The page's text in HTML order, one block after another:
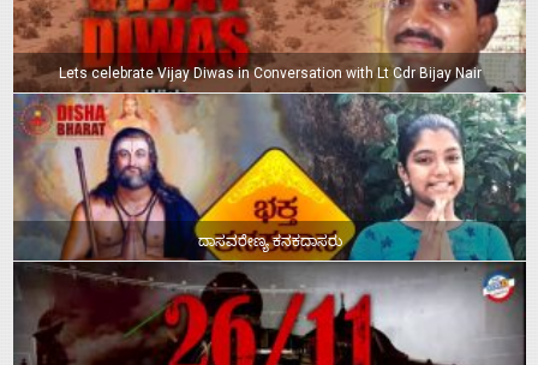
Lets celebrate Vijay Diwas in Conversation with Lt Cdr Bijay Nair
ದಾಸವರೇಣ್ಯ ಕನಕದಾಸರು